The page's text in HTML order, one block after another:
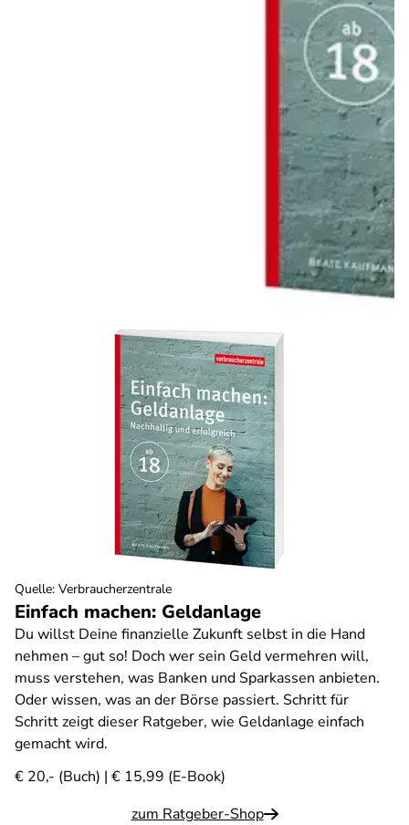
Einfach machen: Geldanlage
Du willst Deine finanzielle Zukunft selbst in die Hand
nehmen – gut so! Doch wer sein Geld vermehren will,
muss verstehen, was Banken und Sparkassen anbieten.
Oder wissen, was an der Börse passiert. Schritt für
Schritt zeigt dieser Ratgeber, wie Geldanlage einfach
gemacht wird.
€ 20,- (Buch) | € 15,99 (E-Book)
zum Ratgeber-Shop
Quelle: Verbraucherzentrale